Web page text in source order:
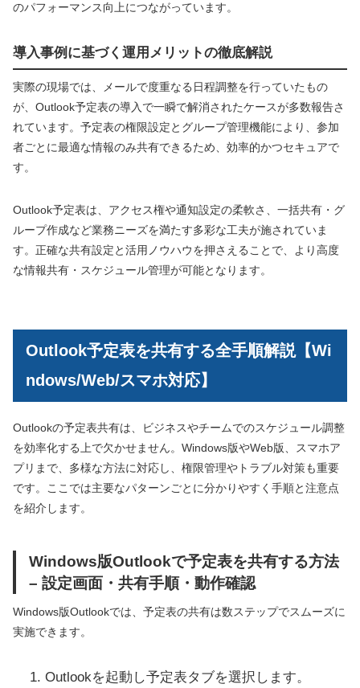
のパフォーマンス向上につながっています。
導入事例に基づく運用メリットの徹底解説
実際の現場では、メールで度重なる日程調整を行っていたもの
が、Outlook予定表の導入で一瞬で解消されたケースが多数報告さ
れています。予定表の権限設定とグループ管理機能により、参加
者ごとに最適な情報のみ共有できるため、効率的かつセキュアで
す。
Outlook予定表は、アクセス権や通知設定の柔軟さ、一括共有・グ
ループ作成など業務ニーズを満たす多彩な工夫が施されていま
す。正確な共有設定と活用ノウハウを押さえることで、より高度
な情報共有・スケジュール管理が可能となります。
Outlook予定表を共有する全手順解説【Wi
ndows/Web/スマホ対応】
Outlookの予定表共有は、ビジネスやチームでのスケジュール調整
を効率化する上で欠かせません。Windows版やWeb版、スマホア
プリまで、多様な方法に対応し、権限管理やトラブル対策も重要
です。ここでは主要なパターンごとに分かりやすく手順と注意点
を紹介します。
Windows版Outlookで予定表を共有する方法
– 設定画面・共有手順・動作確認
Windows版Outlookでは、予定表の共有は数ステップでスムーズに
実施できます。
Outlookを起動し予定表タブを選択します。